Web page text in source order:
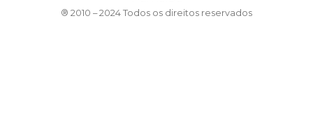
® 2010 – 2024 Todos os direitos reservados